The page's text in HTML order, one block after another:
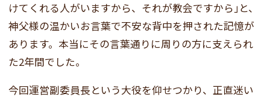
けてくれる人がいますから、それが教会ですから｣と、
神父様の温かいお言葉で不安な背中を押された記憶が
あります。本当にその言葉通りに周りの方に支えられ
た2年間でした。
今回運営副委員長という大役を仰せつかり、正直迷い